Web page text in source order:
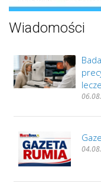
Wiadomości